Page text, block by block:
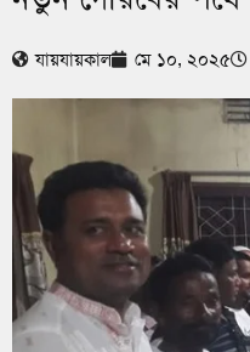
যায়যায়কাল মে ১০, ২০২৫